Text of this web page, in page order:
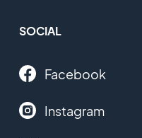
SOCIAL
Facebook
Instagram